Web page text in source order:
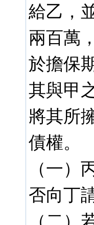
給乙，
兩百萬
於擔保
其與甲
將其所
債權。
（一）
否向丁
（二）